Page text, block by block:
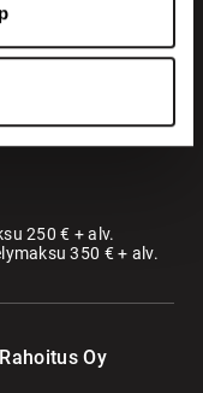
Oy
250 € + alv.
350 € + alv.